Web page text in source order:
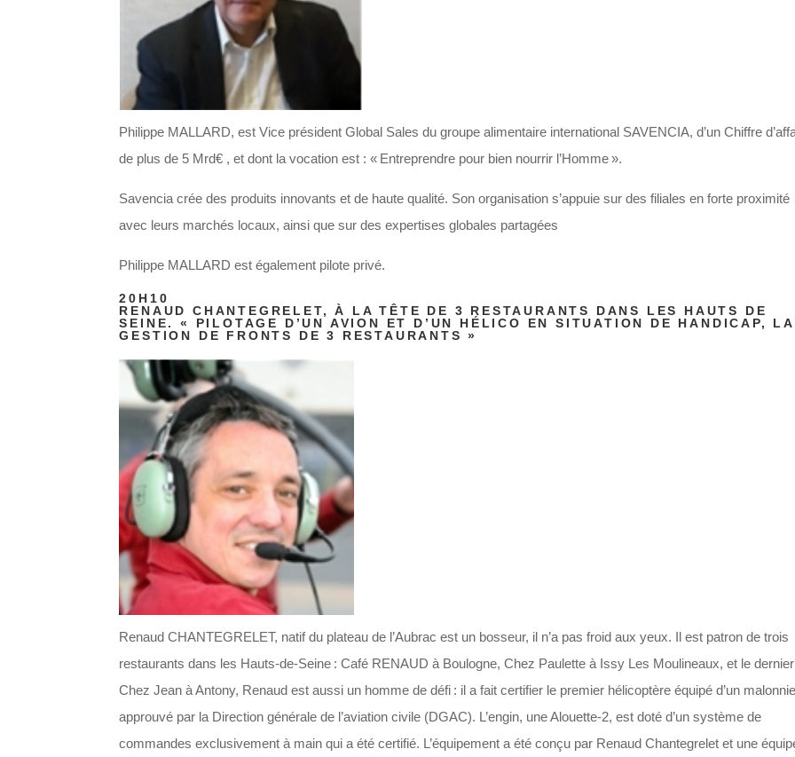
Philippe MALLARD, est Vice président Global Sales du groupe alimentaire international SAVENCIA, d’un Chiffre
de plus de 5 Mrd€ , et dont la vocation est : « Entreprendre pour bien nourrir l’Homme ».
Savencia crée des produits innovants et de haute qualité. Son organisation s’appuie sur des filiales en forte proximité
avec leurs marchés locaux, ainsi que sur des expertises globales partagées
Philippe MALLARD est également pilote privé.
20H10
RENAUD CHANTEGRELET, À LA TÊTE DE 3 RESTAURANTS DANS LES HAUTS DE
SEINE. « PILOTAGE D’UN AVION ET D’UN HÉLICO EN SITUATION DE HANDICAP, LA
GESTION DE FRONTS DE 3 RESTAURANTS »
Renaud CHANTEGRELET, natif du plateau de l’Aubrac est un bosseur, il n’a pas froid aux yeux. Il est patron de trois
restaurants dans les Hauts-de-Seine : Café RENAUD à Boulogne, Chez Paulette à Issy Les Moulineaux, et le
Chez Jean à Antony, Renaud est aussi un homme de défi : il a fait certifier le premier hélicoptère équipé d’un
approuvé par la Direction générale de l’aviation civile (DGAC). L’engin, une Alouette-2, est doté d’un système de
commandes exclusivement à main qui a été certifié. L’équipement a été conçu par Renaud Chantegrelet et une